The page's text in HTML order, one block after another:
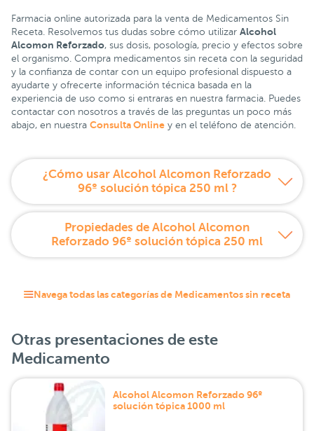
Farmacia online autorizada para la venta de Medicamentos Sin
Receta. Resolvemos tus dudas sobre cómo utilizar Alcohol
Alcomon Reforzado, sus dosis, posología, precio y efectos sobre
el organismo. Compra medicamentos sin receta con la seguridad
y la confianza de contar con un equipo profesional dispuesto a
ayudarte y ofrecerte información técnica basada en la
experiencia de uso como si entraras en nuestra farmacia. Puedes
contactar con nosotros a través de las preguntas un poco más
abajo, en nuestra Consulta Online y en el teléfono de atención.
¿Cómo usar Alcohol Alcomon Reforzado
96º solución tópica 250 ml ?
Propiedades de Alcohol Alcomon
Reforzado 96º solución tópica 250 ml
Navega todas las categorías de Medicamentos sin receta
Otras presentaciones de este
Medicamento
Alcohol Alcomon Reforzado 96º
solución tópica 1000 ml